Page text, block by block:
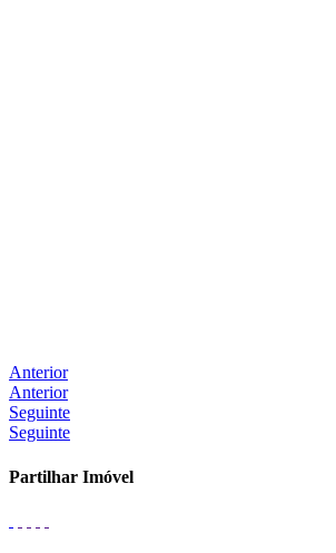
Anterior
Anterior
Seguinte
Seguinte
Partilhar Imóvel